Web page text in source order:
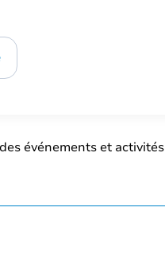
événements et activités